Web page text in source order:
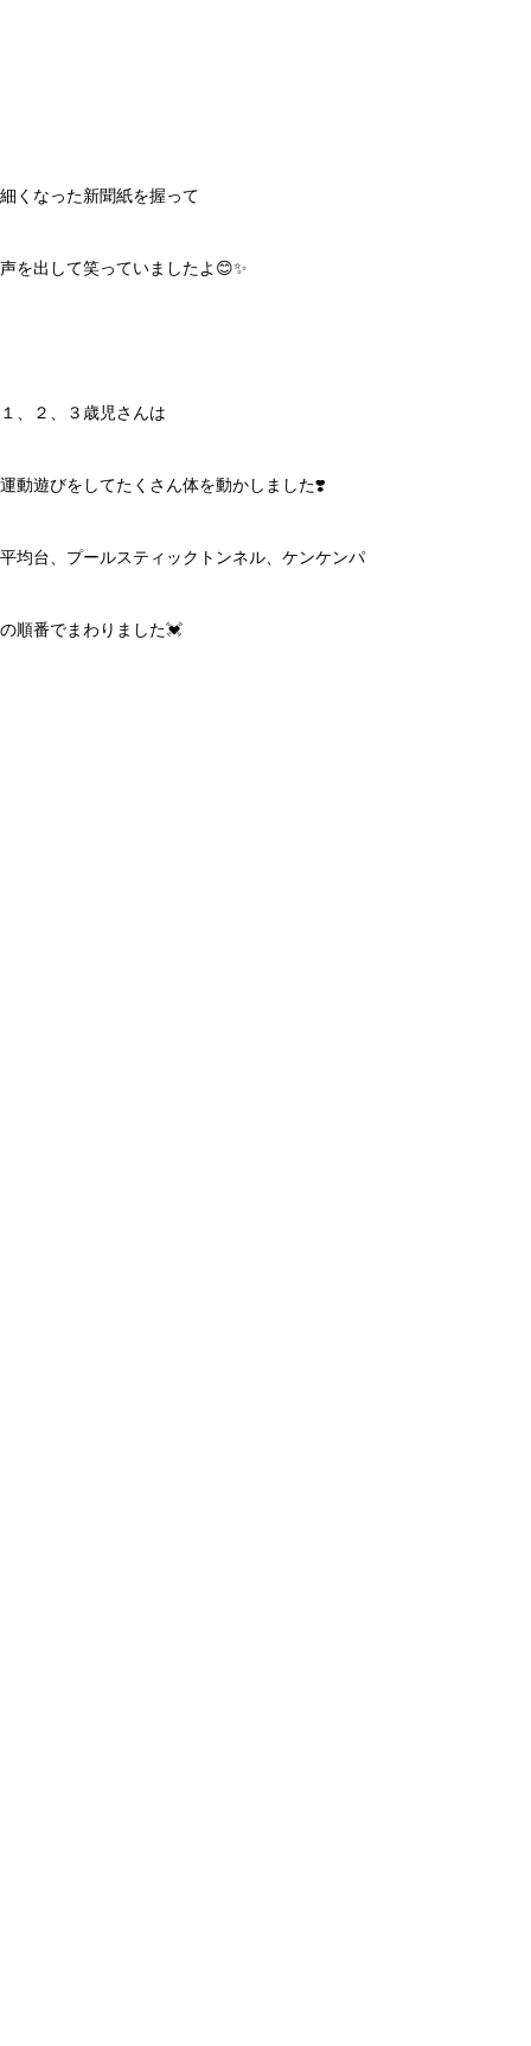
細くなった新聞紙を握って
声を出して笑っていましたよ😊✨
１、２、３歳児さんは
運動遊びをしてたくさん体を動かしました❣️
平均台、プールスティックトンネル、ケンケンパ
の順番でまわりました💓